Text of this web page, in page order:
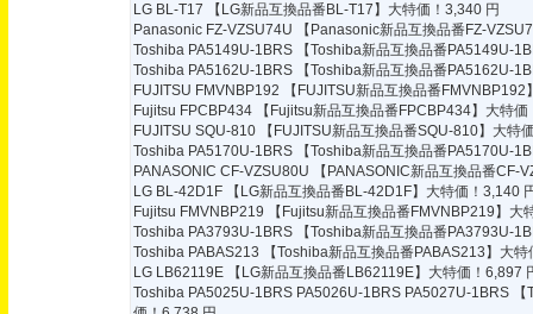
LG BL-T17
【LG新品互換品番BL-T17】大特価！3,340 円
Panasonic FZ-VZSU74U
【Panasonic新品互換品番FZ-
Toshiba PA5149U-1BRS
【Toshiba新品互換品番PA5149U-
Toshiba PA5162U-1BRS
【Toshiba新品互換品番PA5162U-
FUJITSU FMVNBP192
【FUJITSU新品互換品番
Fujitsu FPCBP434
【Fujitsu新品互換品番FPCBP434】大特
FUJITSU SQU-810
【FUJITSU新品互換品番SQU-810】大特
Toshiba PA5170U-1BRS
【Toshiba新品互換品番PA5170U-
PANASONIC CF-VZSU80U
【PANASONIC新品互換品番CF-
LG BL-42D1F
【LG新品互換品番BL-42D1F】大特価！3,140
Fujitsu FMVNBP219
【Fujitsu新品互換品番FMVNBP219】大
Toshiba PA3793U-1BRS
【Toshiba新品互換品番PA3793U-
Toshiba PABAS213
【Toshiba新品互換品番PABAS213】大
LG LB62119E
【LG新品互換品番LB62119E】大特価！6,897
Toshiba PA5025U-1BRS PA5026U-1BRS PA5027U-1BRS